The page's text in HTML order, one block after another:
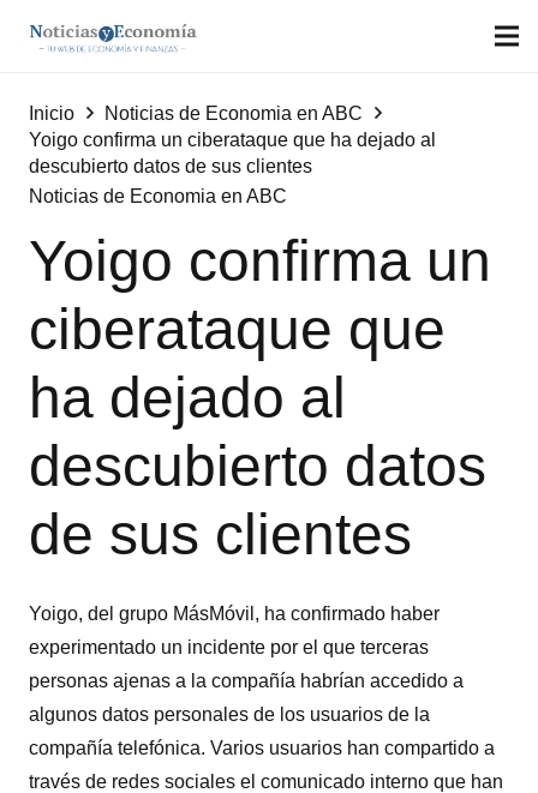
Inicio
Noticias de Economia en ABC
Yoigo confirma un ciberataque que ha dejado al
descubierto datos de sus clientes
Noticias de Economia en ABC
Yoigo confirma un
ciberataque que
ha dejado al
descubierto datos
de sus clientes
Yoigo, del grupo MásMóvil, ha confirmado haber
experimentado un incidente por el que terceras
personas ajenas a la compañía habrían accedido a
algunos datos personales de los usuarios de la
compañía telefónica. Varios usuarios han compartido a
través de redes sociales el comunicado interno que han